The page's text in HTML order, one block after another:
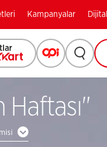
Kampanyalar
Opi
(Bu
sayfa
yeni
için
Haftası''